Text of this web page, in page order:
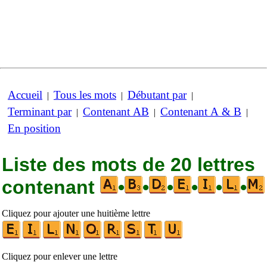
Accueil | Tous les mots | Débutant par|
Terminant par| Contenant AB | Contenant A & B |
En position
Liste des mots de 20 lettres
contenant
• • • • • •
Cliquez pour ajouter une huitième lettre
Cliquez pour enlever une lettre